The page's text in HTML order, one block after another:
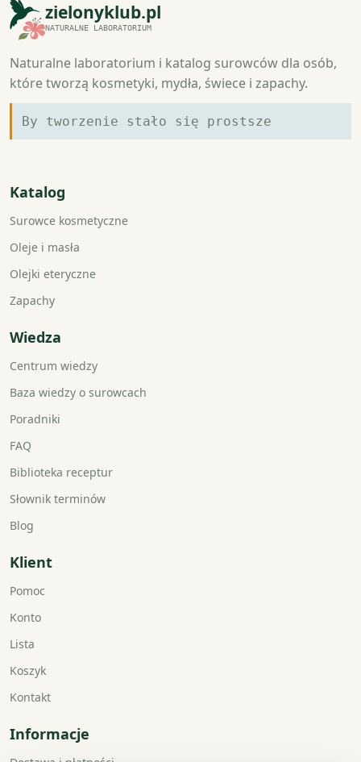
zielonyklub.pl
NATURALNE LABORATORIUM
Naturalne laboratorium i katalog surowców dla osób,
które tworzą kosmetyki, mydła, świece i zapachy.
By tworzenie stało się prostsze
Katalog
Surowce kosmetyczne
Oleje i masła
Olejki eteryczne
Zapachy
Wiedza
Centrum wiedzy
Baza wiedzy o surowcach
Poradniki
FAQ
Biblioteka receptur
Słownik terminów
Blog
Klient
Pomoc
Konto
Lista
Koszyk
Kontakt
Informacje